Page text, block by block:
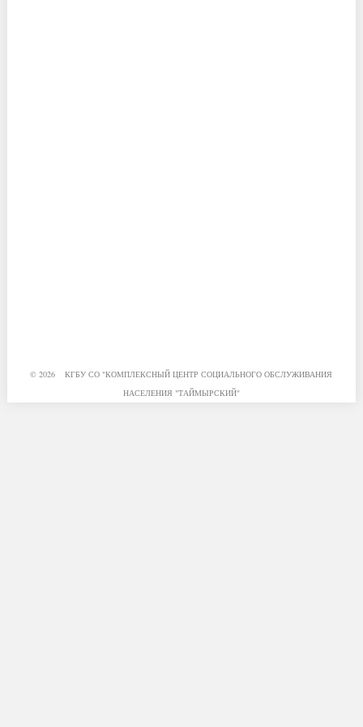
© 2026 КГБУ СО "КОМПЛЕКСНЫЙ ЦЕНТР СОЦИАЛЬНОГО ОБСЛУЖИВАНИЯ
НАСЕЛЕНИЯ "ТАЙМЫРСКИЙ"